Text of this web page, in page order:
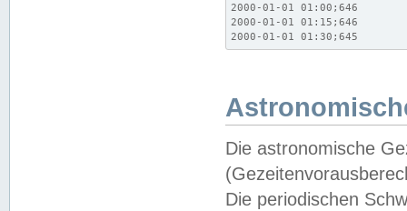
2000-01-01 01:00;646
2000-01-01 01:15;646
2000-01-01 01:30;645
Die astronomische
Die periodischen